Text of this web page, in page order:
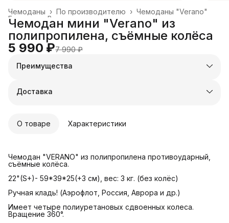
Чемоданы "Verano"
По производителю ›
Чемоданы ›
Все товары
Главная
Чемодан мини "Verano" из
полипропилена, съёмные колёса
5 990 ₽7 990 ₽
Преимущества
Оплата частями в Сплит
Удобный возврат
Доставка
О товаре Характеристики
Чемодан "VERANO" из полипропилена противоударный,
съёмные колёса.
22"(S+)- 59*39*25(+3 см), вес: 3 кг. (без колёс)
Ручная кладь! (Аэрофлот, Россия, Аврора и др.)
Имеет четыре полиуретановых сдвоенных колеса.
Вращение 360°.